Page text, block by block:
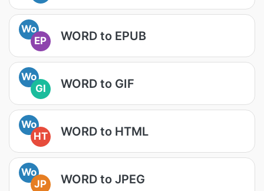
Wo
EP
WORD to EPUB
Wo
GI
WORD to GIF
Wo
HT
WORD to HTML
Wo
JP
WORD to JPEG